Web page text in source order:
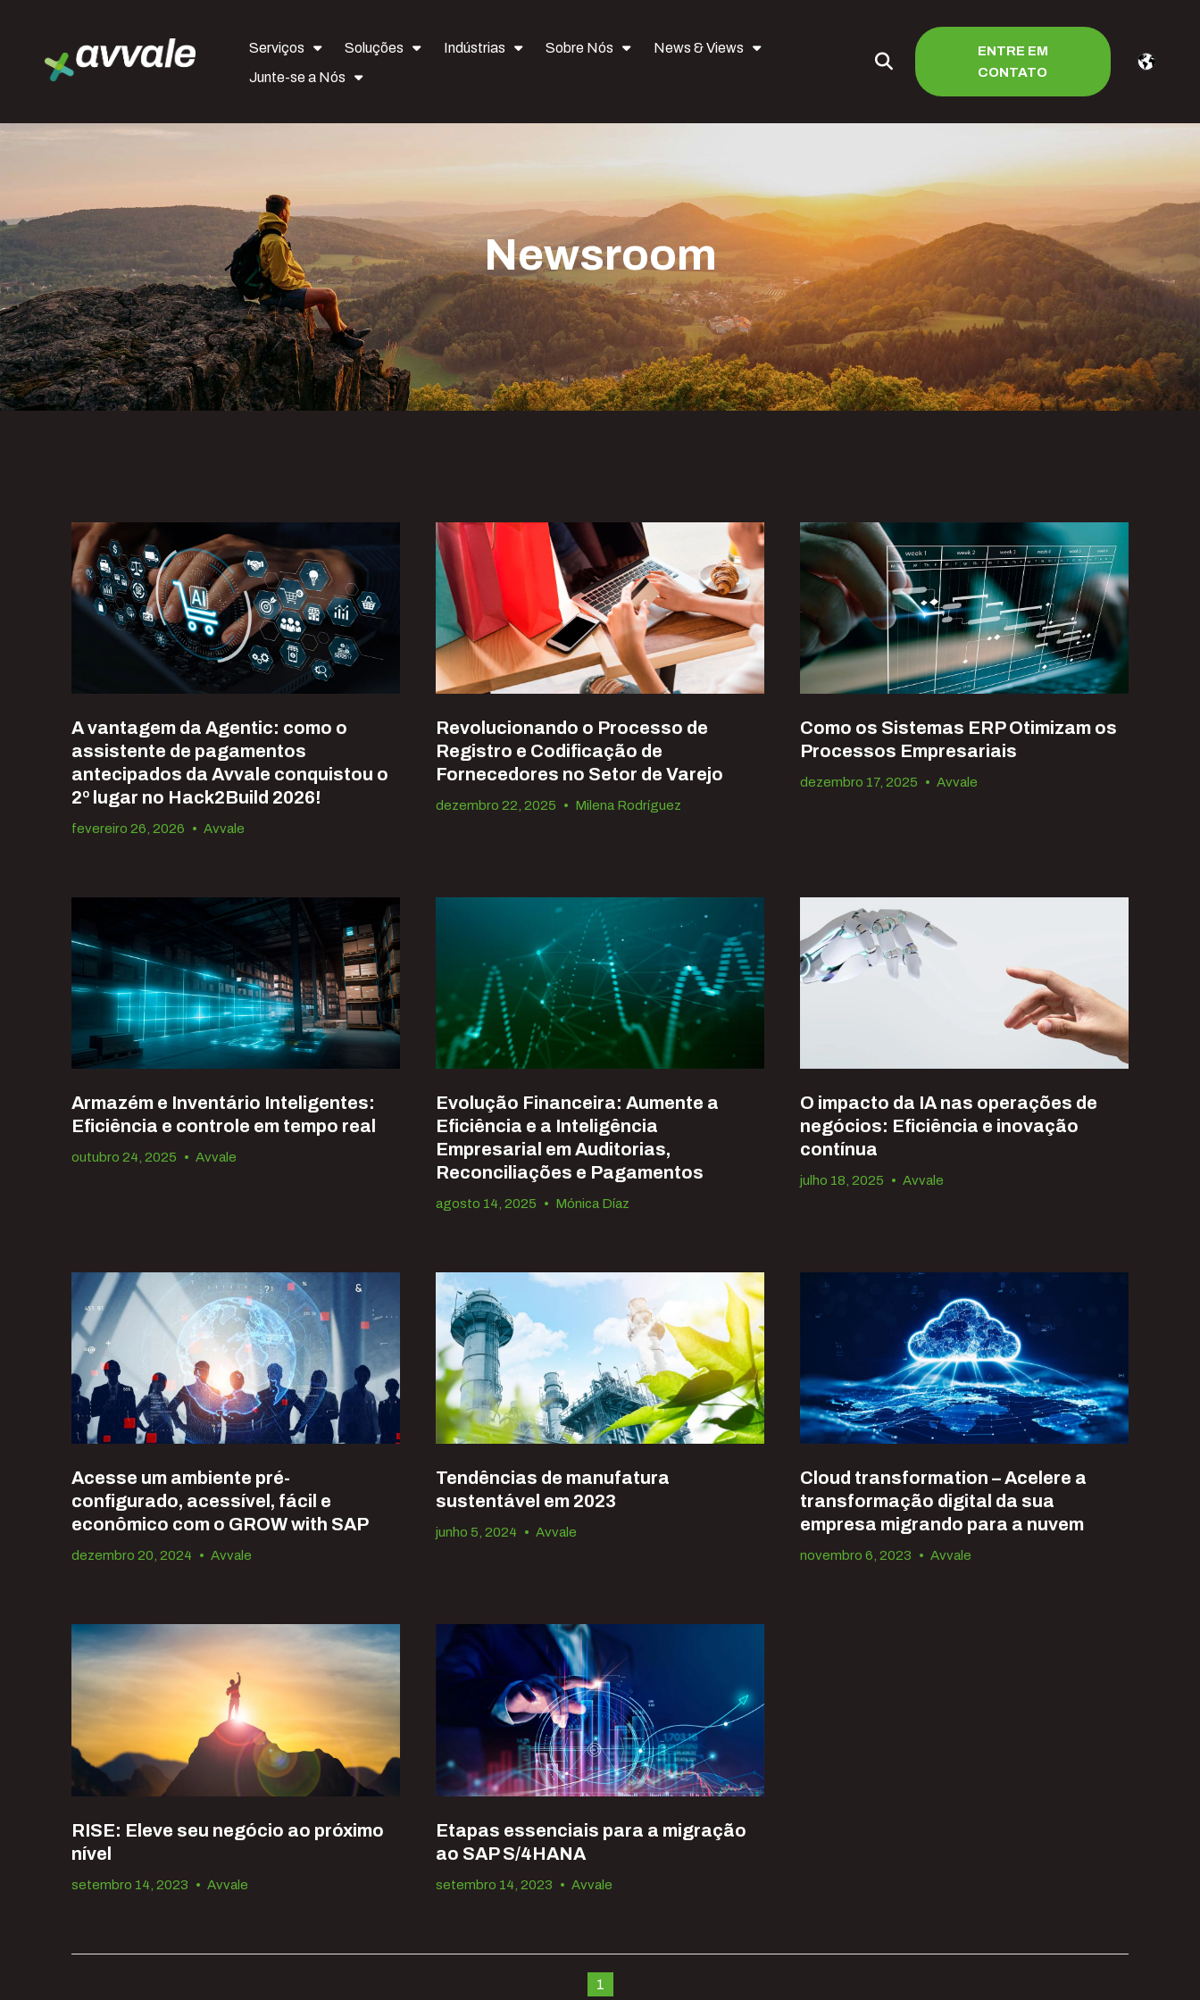
Serviços Soluções Indústrias Sobre Nós
News & Views
Junte-se a Nós
ENTRE EM
CONTATO
Newsroom
A vantagem da Agentic: como o
assistente de pagamentos
antecipados da Avvale conquistou o
2º lugar no Hack2Build 2026!
fevereiro 26, 2026 • Avvale
Revolucionando o Processo de
Registro e Codificação de
Fornecedores no Setor de Varejo
dezembro 22, 2025 • Milena Rodríguez
Como os Sistemas ERP Otimizam os
Processos Empresariais
dezembro 17, 2025 • Avvale
Armazém e Inventário Inteligentes:
Eficiência e controle em tempo real
outubro 24, 2025 • Avvale
Evolução Financeira: Aumente a
Eficiência e a Inteligência
Empresarial em Auditorias,
Reconciliações e Pagamentos
agosto 14, 2025 • Mónica Díaz
O impacto da IA nas operações de
negócios: Eficiência e inovação
contínua
julho 18, 2025 • Avvale
Acesse um ambiente pré-
configurado, acessível, fácil e
econômico com o GROW with SAP
dezembro 20, 2024 • Avvale
Tendências de manufatura
sustentável em 2023
junho 5, 2024 • Avvale
Cloud transformation – Acelere a
transformação digital da sua
empresa migrando para a nuvem
novembro 6, 2023 • Avvale
RISE: Eleve seu negócio ao próximo
nível
setembro 14, 2023 • Avvale
Etapas essenciais para a migração
ao SAP S/4HANA
setembro 14, 2023 • Avvale
1